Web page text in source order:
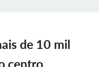
de 10 mil
centro